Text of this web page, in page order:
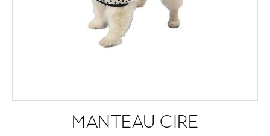
MANTEAU CIRE